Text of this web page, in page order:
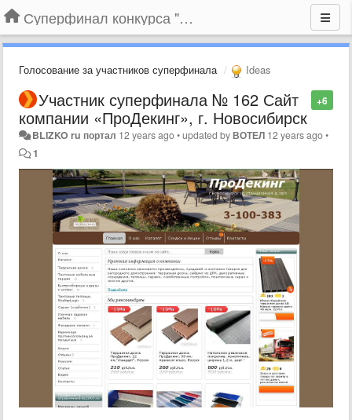
Суперфинал конкурса "Компания года-2014" на BLIZKO.ru
Голосование за участников суперфинала Ideas
+6
Участник суперфинала № 162 Сайт
компании «ПроДекинг», г. Новосибирск
BLIZKO ru портал 12 years ago•updated byВОТЕЛ 12 years ago•
1